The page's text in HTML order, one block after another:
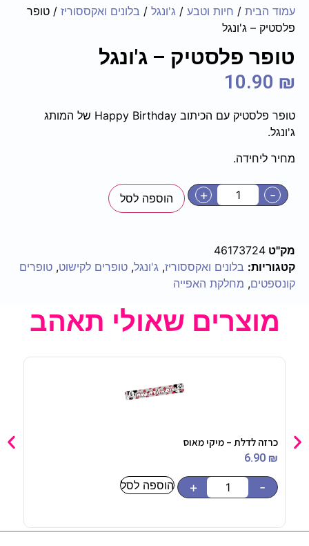
עמוד הבית / חיות וטבע / ג'ונגל / בלונים ואקססוריז / טופר
פלסטיק – ג'ונגל
טופר פלסטיק – ג'ונגל
10.90 ₪
טופר פלסטיק עם הכיתוב Happy Birthday של המותג
ג'ונגל.
מחיר ליחידה.
-
+ הוספה לסל
מק"ט 46173724
קטגוריות: בלונים ואקססוריז, ג'ונגל, טופרים לקישוט, טופרים
קונספטים, מחלקת האפייה
מוצרים שאולי תאהב
כרזה לדלת – מיקי מאוס
6.90 ₪
-
+ הוספה לסל